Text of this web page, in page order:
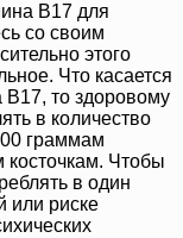
B17 для
со своим
этого
Что касается
то здоровому
в количество
граммам
косточкам. Чтобы
в один
или риске